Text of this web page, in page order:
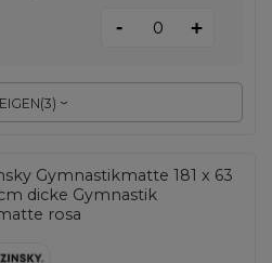
(3)
- +
Gymnastikmatte 181 x 63
dicke Gymnastik
rosa